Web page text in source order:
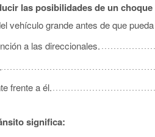
las posibilidades de un
vehículo grande antes de que
a las direccionales.
frente a él.
significa: